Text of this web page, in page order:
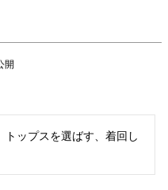
開
ップスを選ばす、着回し